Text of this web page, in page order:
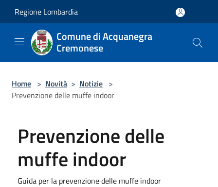
Regione Lombardia
Comune di Acquanegra
Cremonese
Home > Novità > Notizie >
Prevenzione delle muffe indoor
Prevenzione delle
muffe indoor
Guida per la prevenzione delle muffe indoor